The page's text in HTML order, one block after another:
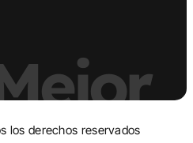
los derechos reservados